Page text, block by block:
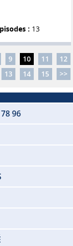
: 13
9 10 11
12
13
14 15 >>
96